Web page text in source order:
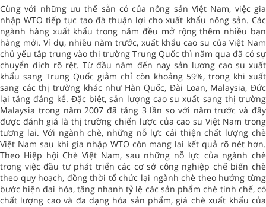
Cùng với những ưu thế sẵn có của nông sản Việt Nam, việc gia
nhập WTO tiếp tục tạo đà thuận lợi cho xuất khẩu nông sản. Các
ngành hàng xuất khẩu trong năm đều mở rộng thêm nhiều bạn
hàng mới. Ví dụ, nhiều năm trước, xuất khẩu cao su của Việt Nam
chủ yếu tập trung vào thị trường Trung Quốc thì năm qua đã có sự
chuyển dịch rõ rệt. Từ đầu năm đến nay sản lượng cao su xuất
khẩu sang Trung Quốc giảm chỉ còn khoảng 59%, trong khi xuất
sang các thị trường khác như Hàn Quốc, Đài Loan, Malaysia, Đức
lại tăng đáng kể. Đặc biệt, sản lượng cao su xuất sang thị trường
Malaysia trong năm 2007 đã tăng 3 lần so với năm trước và đây
được đánh giá là thị trường chiến lược của cao su Việt Nam trong
tương lai. Với ngành chè, những nỗ lực cải thiện chất lượng chè
Việt Nam sau khi gia nhập WTO còn mang lại kết quả rõ nét hơn.
Theo Hiệp hội Chè Việt Nam, sau những nỗ lực của ngành chè
trong việc đầu tư phát triển các cơ sở công nghiệp chế biến chè
theo quy hoạch, đồng thời tổ chức lại ngành chè theo hướng từng
bước hiện đại hóa, tăng nhanh tỷ lệ các sản phẩm chè tinh chế, có
chất lượng cao và đa dạng hóa sản phẩm, giá chè xuất khẩu của